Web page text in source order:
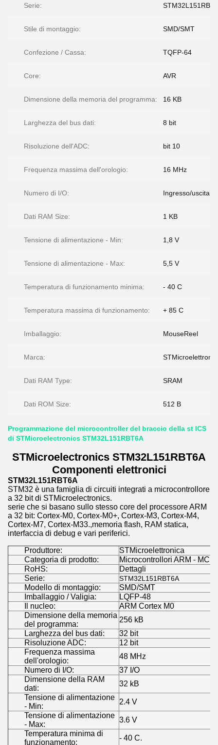
Serie:
Stile di montaggio: SMD/SMT
Confezione / Cassa: TQFP-64
Core: AVR
Dimensione della memoria del programma: 16 KB
Larghezza del bus dati: 8 bit
Risoluzione dell'ADC: bit 10
Frequenza massima dell'orologio: 16 MHz
Numero di I/O: Ingresso/uscita
Dati RAM Size: 1 KB
Tensione di alimentazione - Min: 1,8 V
Tensione di alimentazione - Max: 5,5 V
Temperatura di funzionamento minima: - 40 C
Temperatura massima di funzionamento: + 85 C
Imballaggio: MouseReel
Marca:
Dati RAM Type: SRAM
Dati ROM Size: 512 B
Programmazione del microcontroller del braccio della st ICS
di STMicroelectronics STM32L151RBT6A
STMicroelectronics STM32L151RBT6A
Componenti elettronici
STM32L151RBT6A
STM32 è una famiglia di circuiti integrati a microcontrollore
a 32 bit di STMicroelectronics.
serie che si basano sullo stesso core del processore ARM
a 32 bit: Cortex-M0, Cortex-M0+, Cortex-M3, Cortex-M4,
Cortex-M7, Cortex-M33.,memoria flash, RAM statica,
interfaccia di debug e vari periferici.
Produttore:
STMicroelettronica
Categoria di prodotto:
Microcontrollori ARM - MCU
RoHS:
Dettagli
Serie:
STM32L151RBT6A
Modello di montaggio:
SMD/SMT
Imballaggio / Valigia:
LQFP-48
Il nucleo:
ARM Cortex M0
Dimensione della memoria
del programma:
256 kB
Larghezza del bus dati:
32 bit
Risoluzione ADC:
12 bit
Frequenza massima
dell'orologio:
48 MHz
Numero di I/O:
37 I/O
Dimensione della RAM
dati:
32 kB
Tensione di alimentazione
- Min:
2.4 V
Tensione di alimentazione
- Max:
3.6 V
Temperatura minima di
funzionamento:
- 40 C.